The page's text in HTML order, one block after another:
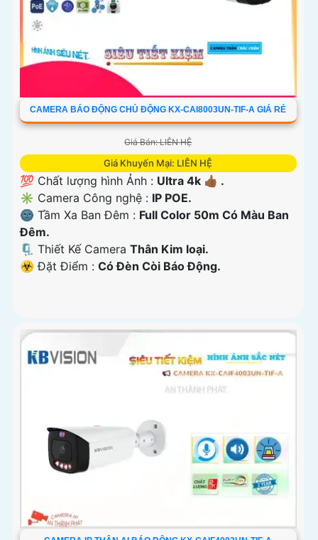
CAMERA BÁO ĐỘNG CHỦ ĐỘNG KX-CAI8003UN-TIF-A GIÁ RẺ
Giá Bán: LIÊN HỆ
Giá Khuyến Mại: LIÊN HỆ
💯 Chất lượng hình Ảnh : Ultra 4k 👍🏾 .
✳️ Camera Công nghệ : IP POE.
🌚 Tầm Xa Ban Đêm : Full Color 50m Có Màu Ban
Ðêm.
🗜️ Thiết Kế Camera Thân Kim loại.
️☣️ Đặt Điểm : Có Ðèn Còi Báo Động.